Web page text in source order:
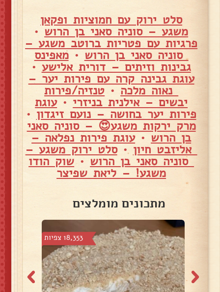
סלט ירוק עם חמוציות ופקאן
משגע – סוניה סאני בן הרוש •
פרגיות עם פטריות ברוטב משגע –
סוניה סאני בן הרוש •מאפינס
גבינות וזיתים – דורית אלישע •
עוגת גבינה קרה עם פירות יער –
נאוה מלכה • טנזיה/פירות
יבשים – אילנית בניזרי •עוגת
פירות יער בחושה – נועם זיגדון •
מרק ירקות משגע😍 – סוניה סאני
בן הרוש •עוגת פירות נפלאה –
אליזבט חיון •סלט ירוק משגע –
סוניה סאני בן הרוש • שוק הודו
משגע! – ליאת שפיצר
מתכונים מומלצים
18,353 צפיות